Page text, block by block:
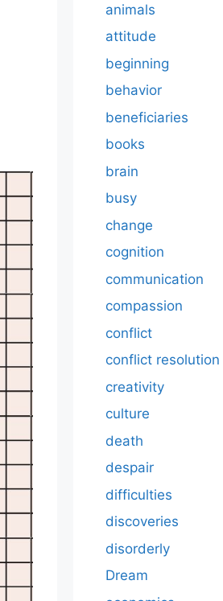
animals
attitude
beginning
behavior
beneficiaries
books
brain
busy
change
cognition
communication
compassion
conflict
conflict resolution
creativity
culture
death
despair
difficulties
discoveries
disorderly
Dream